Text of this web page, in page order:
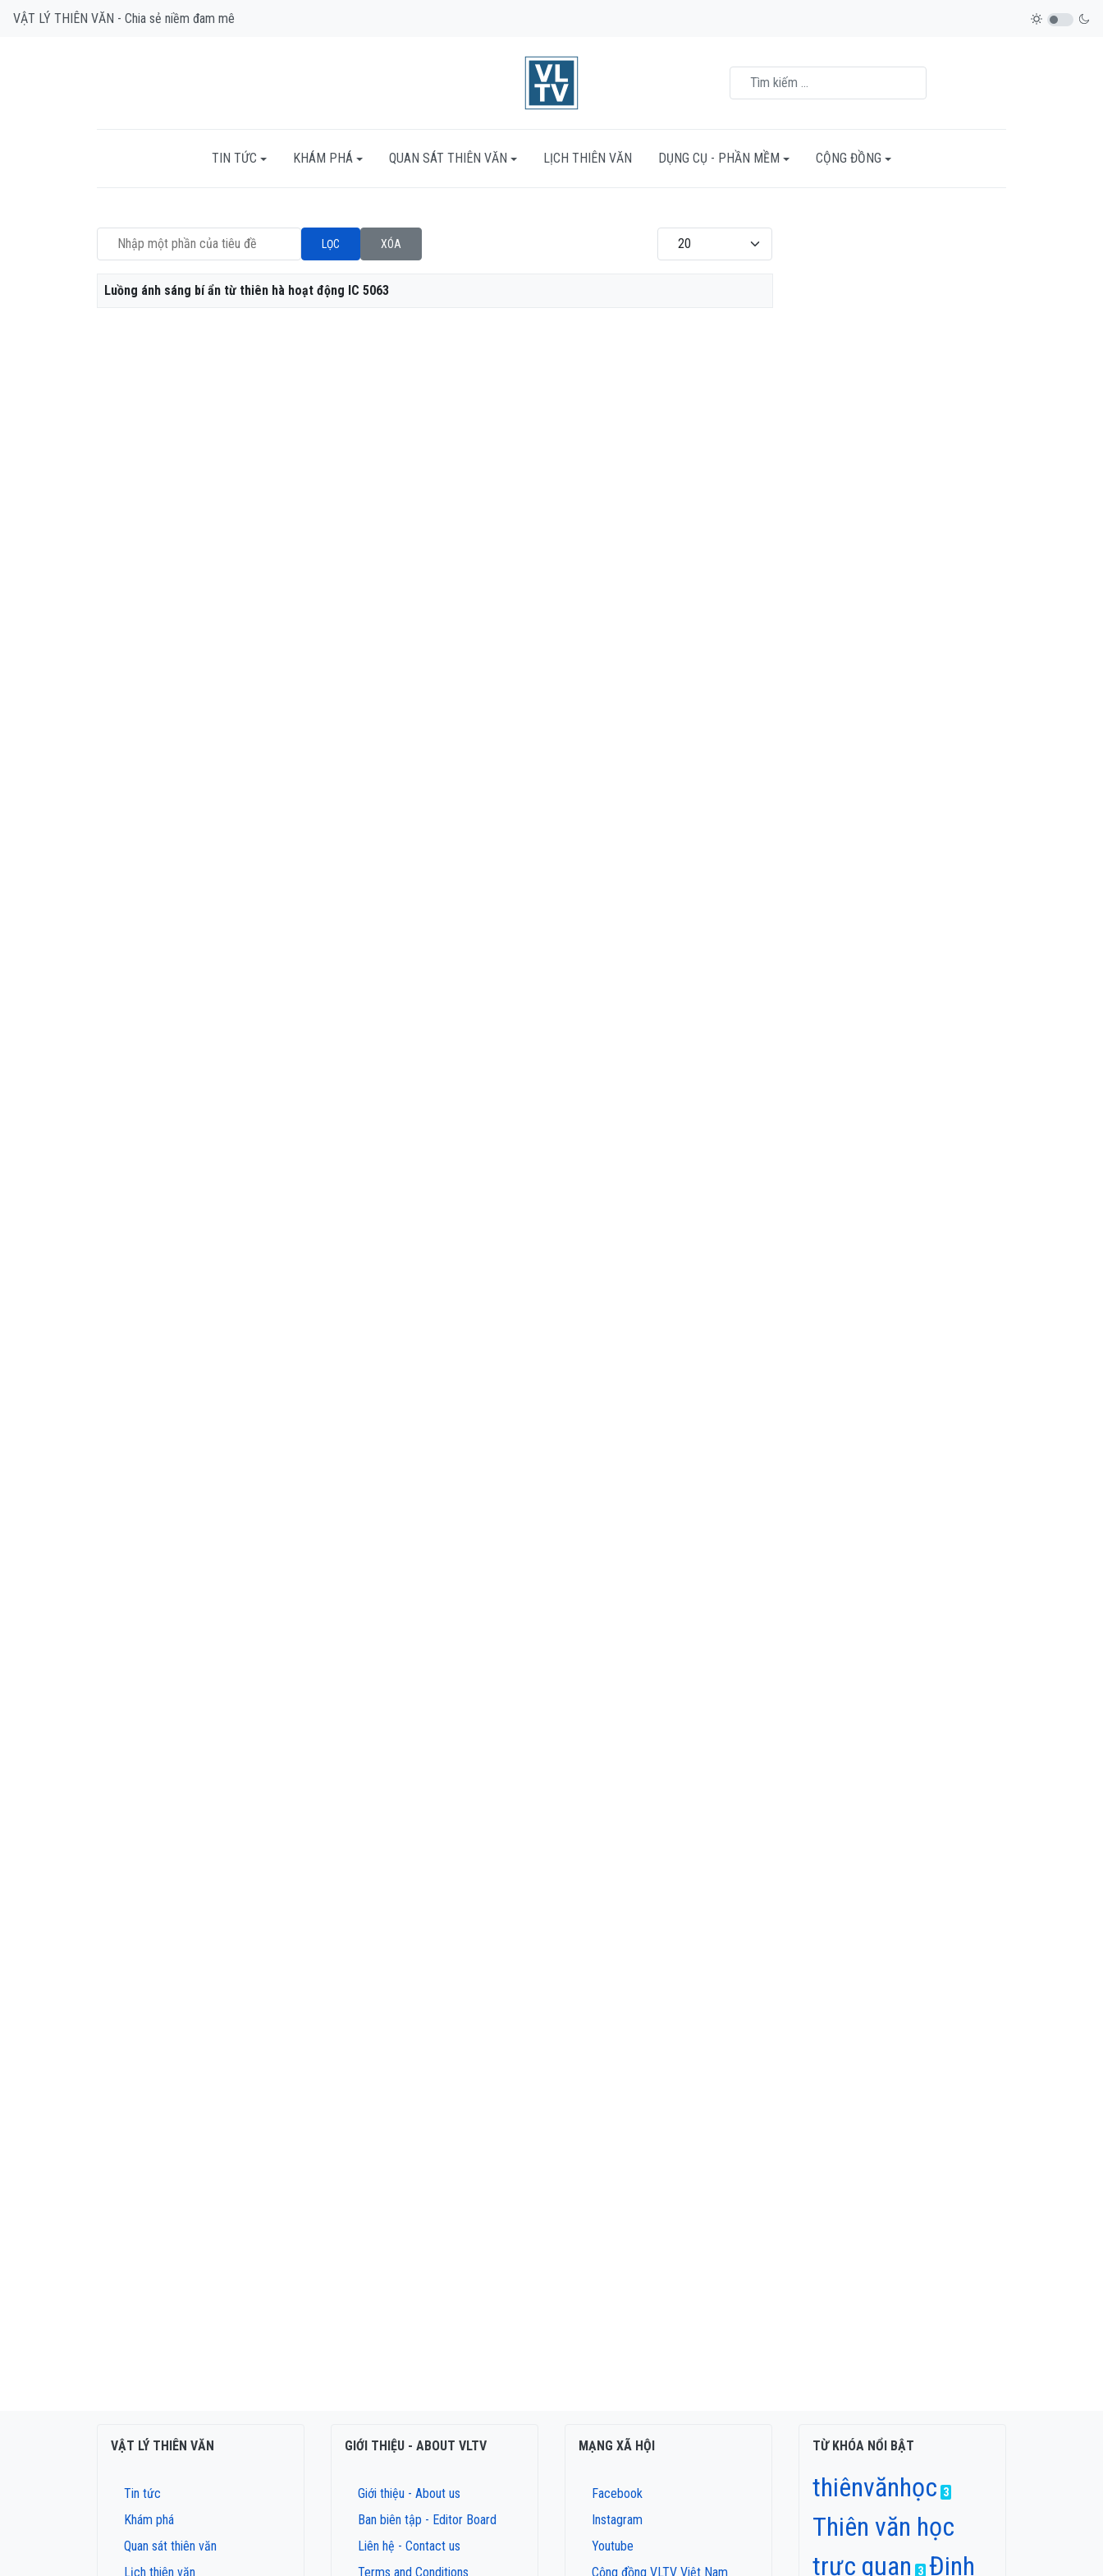
VẬT LÝ THIÊN VĂN - Chia sẻ niềm đam mê
TIN TỨC KHÁM PHÁ QUAN SÁT THIÊN VĂN LỊCH THIÊN VĂN DỤNG CỤ - PHẦN MỀM CỘNG ĐỒNG
Nhập một phần của tiêu đề LỌC XÓA Hiển thị #
Tiêu đề
Luồng ánh sáng bí ẩn từ thiên hà hoạt động IC 5063
VẬT LÝ THIÊN VĂN
Tin tức
Khám phá
Quan sát thiên văn
Lịch thiên văn
GIỚI THIỆU - ABOUT VLTV
Giới thiệu - About us
Ban biên tập - Editor Board
Liên hệ - Contact us
Terms and Conditions
MẠNG XÃ HỘI
Facebook
Instagram
Youtube
Cộng đồng VLTV Việt Nam
TỪ KHÓA NỔI BẬT
thiênvănhọc 3
Thiên văn học
trực quan
3 Đinh